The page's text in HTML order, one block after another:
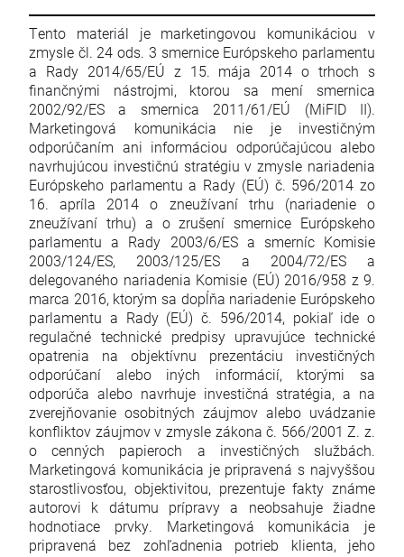
Tento materiál je marketingovou komunikáciou v
zmysle čl. 24 ods. 3 smernice Európskeho parlamentu
a Rady 2014/65/EÚ z 15. mája 2014 o trhoch s
finančnými nástrojmi, ktorou sa mení smernica
2002/92/ES a smernica 2011/61/EÚ (MiFID II).
Marketingová komunikácia nie je investičným
odporúčaním ani informáciou odporúčajúcou alebo
navrhujúcou investičnú stratégiu v zmysle nariadenia
Európskeho parlamentu a Rady (EÚ) č. 596/2014 zo
16. apríla 2014 o zneužívaní trhu (nariadenie o
zneužívaní trhu) a o zrušení smernice Európskeho
parlamentu a Rady 2003/6/ES a smerníc Komisie
2003/124/ES, 2003/125/ES a 2004/72/ES a
delegovaného nariadenia Komisie (EÚ) 2016/958 z 9.
marca 2016, ktorým sa dopĺňa nariadenie Európskeho
parlamentu a Rady (EÚ) č. 596/2014, pokiaľ ide o
regulačné technické predpisy upravujúce technické
opatrenia na objektívnu prezentáciu investičných
odporúčaní alebo iných informácií, ktorými sa
odporúča alebo navrhuje investičná stratégia, a na
zverejňovanie osobitných záujmov alebo uvádzanie
konfliktov záujmov v zmysle zákona č. 566/2001 Z. z.
o cenných papieroch a investičných službách.
Marketingová komunikácia je pripravená s najvyššou
starostlivosťou, objektivitou, prezentuje fakty známe
autorovi k dátumu prípravy a neobsahuje žiadne
hodnotiace prvky. Marketingová komunikácia je
pripravená bez zohľadnenia potrieb klienta, jeho